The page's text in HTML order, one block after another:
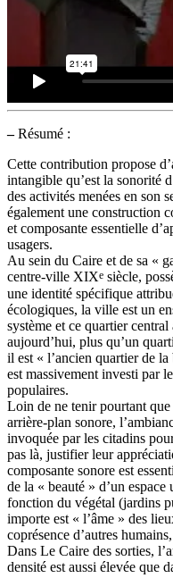
–Résumé :
Cette contribution propose
intangible qu’est la sonorité
des activités menées en son
également une construction
et composante essentielle
usagers.
Au sein du Caire et de sa «
centre-ville XIXe siècle,
une identité spécifique
écologiques, la ville est un
système et ce quartier
aujourd’hui, plus qu’un
il est « l’ancien quartier de la
est massivement investi par
populaires.
Loin de ne tenir pourtant
arrière-plan sonore,
invoquée par les citadins
pas là, justifier leur
composante sonore est
de la « beauté » d’un
fonction du végétal (jardins
importe est « l’âme » des
coprésence d’autres
Dans Le Caire des sorties,
densité est aussi élevée que